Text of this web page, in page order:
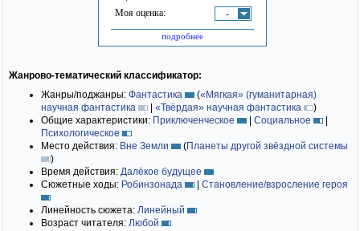
Моя оценка: -
подробнее
Жанрово-тематический классификатор:
Жанры/поджанры: Фантастика («Мягкая» (гуманитарная)
научная фантастика
| «Твёрдая» научная фантастика
)
Общие характеристики: Приключенческое | Социальное
|
Психологическое
Место действия: Вне Земли (Планеты другой звёздной системы
)
Время действия: Далёкое будущее
Сюжетные ходы: Робинзонада | Становление/взросление героя
Линейность сюжета: Линейный
Возраст читателя: Любой